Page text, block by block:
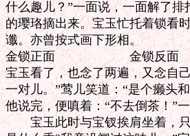
什么趣儿？”一面说，一面解了
的璎珞摘出来。宝玉忙托着锁看
谶。亦曾按式画下形相。
金锁正面　　　　　　金锁反面
宝玉看了，也念了两遍，又念自
一对儿。”莺儿笑道：“是个癞头
他说完，便嗔着：“不去倒茶！”
宝玉此时与宝钗挨肩坐着，只